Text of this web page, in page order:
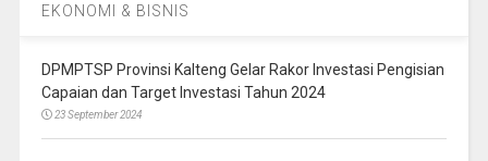
EKONOMI & BISNIS
DPMPTSP Provinsi Kalteng Gelar Rakor Investasi Pengisian
Capaian dan Target Investasi Tahun 2024
23 September 2024